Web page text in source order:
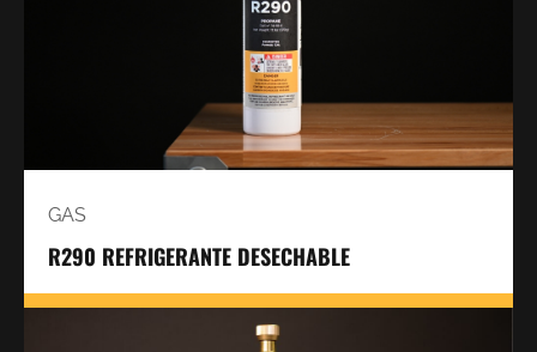
GAS
R290 REFRIGERANTE DESECHABLE